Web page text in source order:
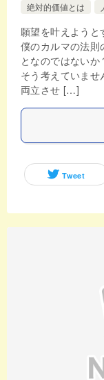
絶対的価値とは
願望を叶えようと
僕のカルマの法則
となのではない
そう考えていま
両立させ […]
Tweet